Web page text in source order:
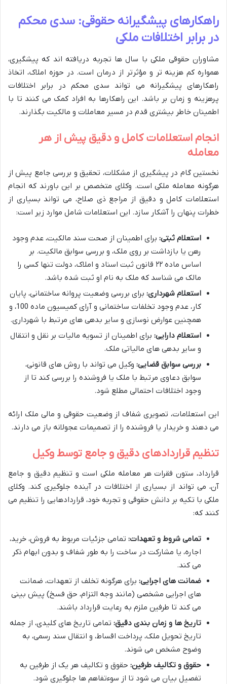
راهکارهای پیشگیرانه حقوقی: سدی محکم
در برابر اختلافات ملکی
مشاوران حقوقی ملکی با سال ها تجربه دریافته اند که پیشگیری،
همواره کم هزینه تر و مؤثرتر از درمان است. در حوزه املاک، اتخاذ
راهکارهای پیشگیرانه می تواند سدی محکم در برابر اختلافات
پرهزینه و زمان بر باشد. این راهکارها به افراد کمک می کنند تا با
اطمینان خاطر بیشتری قدم در مسیر معاملات و مالکیت بگذارند.
انجام استعلامات کامل و دقیق پیش از هر
معامله
نخستین گام در پیشگیری از مشکلات، تحقیق و بررسی جامع پیش از
هرگونه معامله ملکی است. وکلای متخصص بر این باورند که انجام
استعلامات کامل و دقیق از مراجع ذی صلاح، می تواند بسیاری از
خطرات پنهان را آشکار سازد. این استعلامات شامل موارد زیر است:
استعلام ثبتی: برای اطمینان از صحت سند مالکیت، عدم وجود
رهن یا بازداشت بر روی ملک، و بررسی سوابق مالکیت. بر
اساس ماده ۲۲ قانون ثبت اسناد و املاک، دولت تنها کسی را
مالک می شناسد که ملک به نام او ثبت شده باشد.
استعلام شهرداری: برای بررسی وضعیت پروانه ساختمانی، پایان
کار، عدم وجود تخلفات ساختمانی و آرای کمیسیون ماده 100، و
همچنین عوارض نوسازی و سایر بدهی های مرتبط با شهرداری.
استعلام دارایی: برای اطمینان از تسویه مالیات بر نقل و انتقال
و سایر بدهی های مالیاتی ملک.
بررسی سوابق قضایی: وکیل می تواند با روش های قانونی،
سوابق دعاوی مرتبط با ملک یا فروشنده را بررسی کند تا از
وجود اختلافات احتمالی مطلع شود.
این استعلامات، تصویری شفاف از وضعیت حقوقی و مالی ملک ارائه
می دهند و خریدار یا فروشنده را از تصمیمات عجولانه باز می دارند.
تنظیم قراردادهای دقیق و جامع توسط وکیل
قرارداد، ستون فقرات هر معامله ملکی است و تنظیم دقیق و جامع
آن، می تواند از بسیاری از اختلافات در آینده جلوگیری کند. وکلای
ملکی با تکیه بر دانش حقوقی و تجربه خود، قراردادهایی را تنظیم می
کنند که:
تمامی شروط و تعهدات: تمامی جزئیات مربوط به فروش، خرید،
اجاره، یا مشارکت در ساخت را به طور شفاف و بدون ابهام ذکر
می کند.
ضمانت های اجرایی: برای هرگونه تخلف از تعهدات، ضمانت
های اجرایی مشخصی (مانند وجه التزام، حق فسخ) پیش بینی
می کند تا طرفین ملزم به رعایت قرارداد باشند.
تاریخ ها و زمان بندی دقیق: تمامی تاریخ های کلیدی، از جمله
تاریخ تحویل ملک، پرداخت اقساط، و انتقال سند رسمی، به
وضوح مشخص می شوند.
حقوق و تکالیف طرفین: حقوق و تکالیف هر یک از طرفین به
تفصیل بیان می شود تا از سوءتفاهم ها جلوگیری شود.